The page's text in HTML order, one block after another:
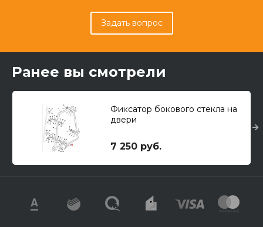
Задать вопрос
Ранее вы смотрели
Фиксатор бокового стекла на
двери
7 250 руб.